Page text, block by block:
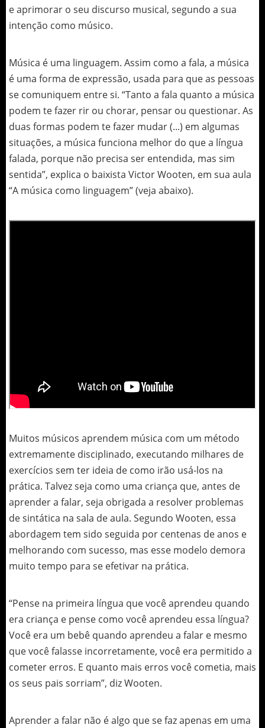
e aprimorar o seu discurso musical, segundo a sua
intenção como músico.
Música é uma linguagem. Assim como a fala, a música
é uma forma de expressão, usada para que as pessoas
se comuniquem entre si. “Tanto a fala quanto a música
podem te fazer rir ou chorar, pensar ou questionar. As
duas formas podem te fazer mudar (...) em algumas
situações, a música funciona melhor do que a língua
falada, porque não precisa ser entendida, mas sim
sentida”, explica o baixista Victor Wooten, em sua aula
“A música como linguagem” (veja abaixo).
Muitos músicos aprendem música com um método
extremamente disciplinado, executando milhares de
exercícios sem ter ideia de como irão usá-los na
prática. Talvez seja como uma criança que, antes de
aprender a falar, seja obrigada a resolver problemas
de sintática na sala de aula. Segundo Wooten, essa
abordagem tem sido seguida por centenas de anos e
melhorando com sucesso, mas esse modelo demora
muito tempo para se efetivar na prática.
“Pense na primeira língua que você aprendeu quando
era criança e pense como você aprendeu essa língua?
Você era um bebê quando aprendeu a falar e mesmo
que você falasse incorretamente, você era permitido a
cometer erros. E quanto mais erros você cometia, mais
os seus pais sorriam”, diz Wooten.
Aprender a falar não é algo que se faz apenas em uma